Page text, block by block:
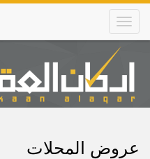
Skip
main
content
Main
navigation
عروض المحلات